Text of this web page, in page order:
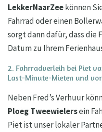
LekkerNaarZeekönnen
Fahrrad oder einen
sorgt dann dafür, dass die
Datum zu Ihrem
2. Fahrradverleih bei Piet
Last-Minute-Mieten und
Neben Fred’s Verhuur
Ploeg Tweewielersein
Piet ist unser lokaler